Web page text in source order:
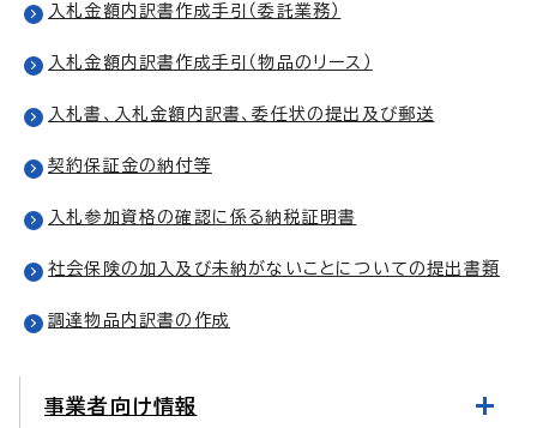
入札金額内訳書作成手引（委託業務）
入札金額内訳書作成手引（物品のリース）
入札書、入札金額内訳書、委任状の提出及び郵送
契約保証金の納付等
入札参加資格の確認に係る納税証明書
社会保険の加入及び未納がないことについての提出書類
調達物品内訳書の作成
事業者向け情報